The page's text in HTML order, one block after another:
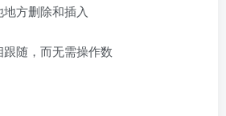
方删除和插入
随，而无需操作数